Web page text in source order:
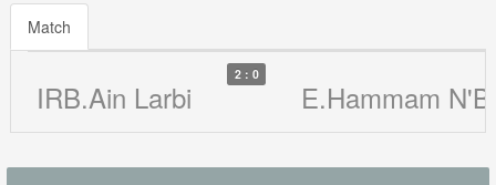
Match
IRB.Ain Larbi
2 : 0
E.Hammam